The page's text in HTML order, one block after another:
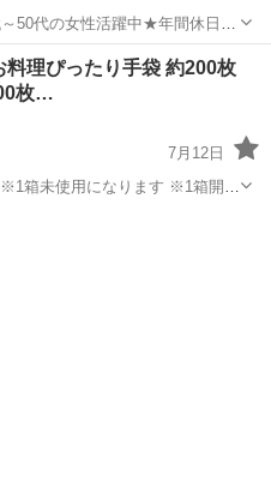
50代の女性活躍中★年間休日
でのお仕事！日払い制度利用可
可！《山梨県中巨摩郡昭和町》
料理ぴったり手袋 約200枚
枚…
7月12日
箱未使用になります ※1箱開封